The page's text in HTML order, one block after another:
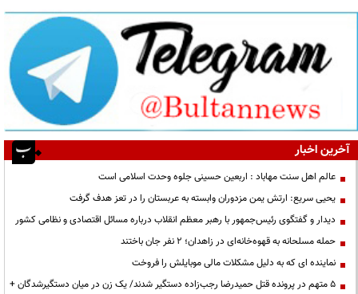
آخرین اخبار
عالم اهل سنت مهاباد : اربعین حسینی جلوه وحدت اسلامی است
یحیی سریع: ارتش یمن مزدوران وابسته به عربستان را در تعز هدف گرفت
دیدار و گفتگوی رئیس‌جمهور با رهبر معظم انقلاب درباره مسائل اقتصادی و نظامی کشور
حمله مسلحانه به قهوه‌خانه‌ای در زاهدان؛ ۲ نفر جان باختند
نماینده ای که به دلیل مشکلات مالی موبایلش را فروخت
۵ متهم در پرونده قتل حمیدرضا رجب‌زاده دستگیر شدند/ یک زن در میان دستگیرشدگان +